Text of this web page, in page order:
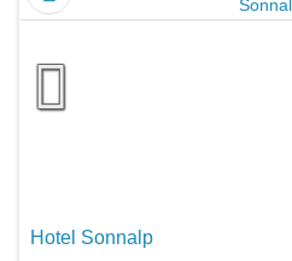
Hotel Sonnalp